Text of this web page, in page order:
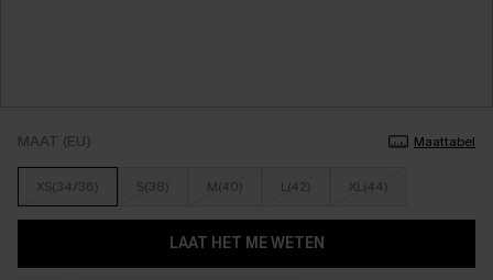
MAAT (EU) Maattabel
XS(34/36) S(38) M(40) L(42) XL(44)
LAAT HET ME WETEN